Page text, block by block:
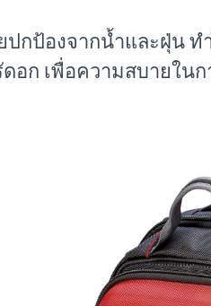
ปกป้องจากน้ำและฝุ่น
อก เพื่อความสบายใน